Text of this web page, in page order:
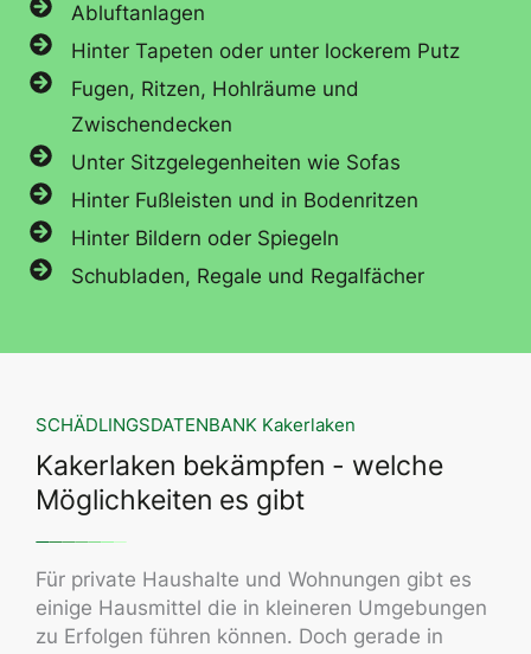
Abluftanlagen
Hinter Tapeten oder unter lockerem Putz
Fugen, Ritzen, Hohlräume und
Zwischendecken
Unter Sitzgelegenheiten wie Sofas
Hinter Fußleisten und in Bodenritzen
Hinter Bildern oder Spiegeln
Schubladen, Regale und Regalfächer
SCHÄDLINGSDATENBANK Kakerlaken
Kakerlaken bekämpfen - welche
Möglichkeiten es gibt
Für private Haushalte und Wohnungen gibt es
einige Hausmittel die in kleineren Umgebungen
zu Erfolgen führen können. Doch gerade in